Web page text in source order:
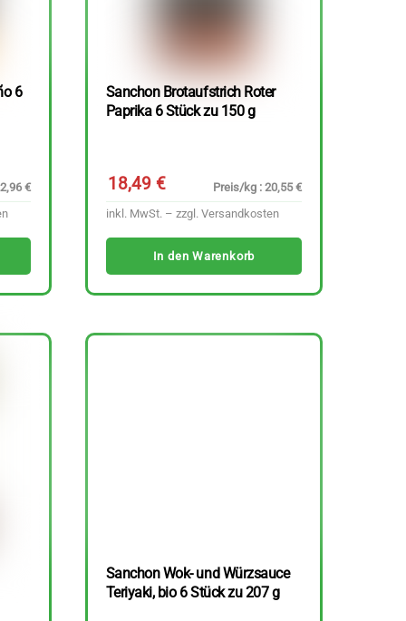
6
€
Sanchon Brotaufstrich Roter
Paprika 6 Stück zu 150 g
18,49€
Preis/kg : 20,55 €
inkl. MwSt. – zzgl. Versandkosten
In den Warenkorb
Sanchon Wok- und Würzsauce
Teriyaki, bio 6 Stück zu 207 g